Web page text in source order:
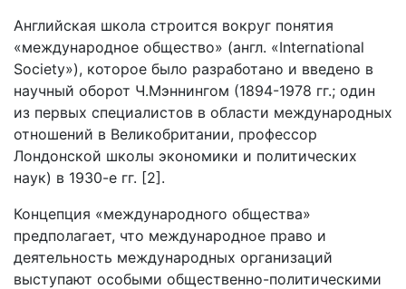
Английская школа строится вокруг понятия
«международное общество» (англ. «International
Society»), которое было разработано и введено в
научный оборот Ч.Мэннингом (1894-1978 гг.; один
из первых специалистов в области международных
отношений в Великобритании, профессор
Лондонской школы экономики и политических
наук) в 1930-е гг. [2].
Концепция «международного общества»
предполагает, что международное право и
деятельность международных организаций
выступают особыми общественно-политическими